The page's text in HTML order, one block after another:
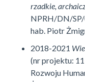
rzadkie,
NPRH/DN/
hab. Piotr
2018-2021
(nr projektu:
Rozwoju